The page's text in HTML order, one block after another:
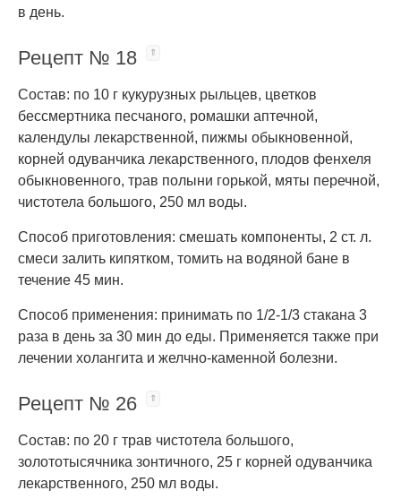
в день.
Рецепт № 18
Состав: по 10 г кукурузных рыльцев, цветков
бессмертника песчаного, ромашки аптечной,
календулы лекарственной, пижмы обыкновенной,
корней одуванчика лекарственного, плодов фенхеля
обыкновенного, трав полыни горькой, мяты перечной,
чистотела большого, 250 мл воды.
Способ приготовления: смешать компоненты, 2 ст. л.
смеси залить кипятком, томить на водяной бане в
течение 45 мин.
Способ применения: принимать по 1/2-1/3 стакана 3
раза в день за 30 мин до еды. Применяется также при
лечении холангита и желчно-каменной болезни.
Рецепт № 26
Состав: по 20 г трав чистотела большого,
золототысячника зонтичного, 25 г корней одуванчика
лекарственного, 250 мл воды.